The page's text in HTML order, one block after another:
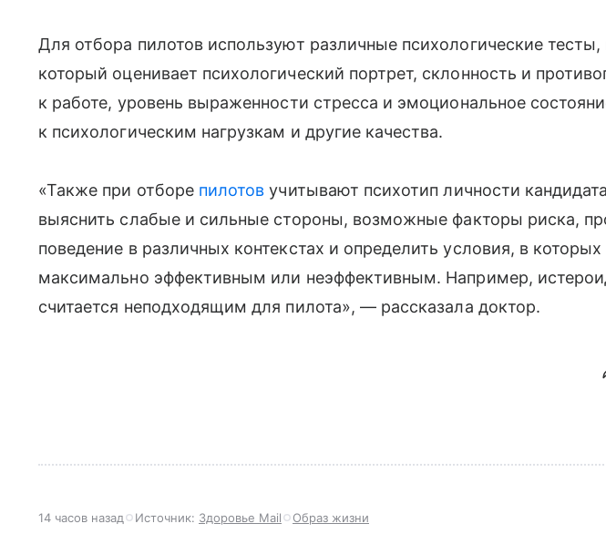
Для отбора пилотов используют различные психологические
который оценивает психологический портрет, склонность и
к работе, уровень выраженности стресса и эмоциональное
к психологическим нагрузкам и другие качества.
«Также при отборе пилотов учитывают психотип личности
выяснить слабые и сильные стороны, возможные факторы риска,
поведение в различных контекстах и определить условия, в
максимально эффективным или неэффективным. Например,
считается неподходящим для пилота», — рассказала доктор.
14 часов назад Источник: Здоровье Mail Образ жизни